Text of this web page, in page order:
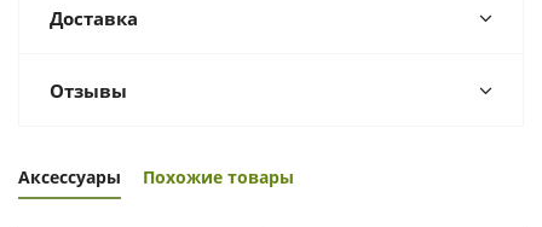
Доставка
Отзывы
Аксессуары Похожие товары